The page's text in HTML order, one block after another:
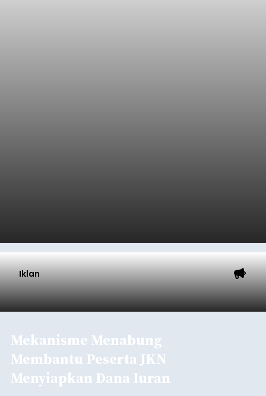
Iklan
Mekanisme Menabung
Membantu Peserta JKN
Menyiapkan Dana Iuran